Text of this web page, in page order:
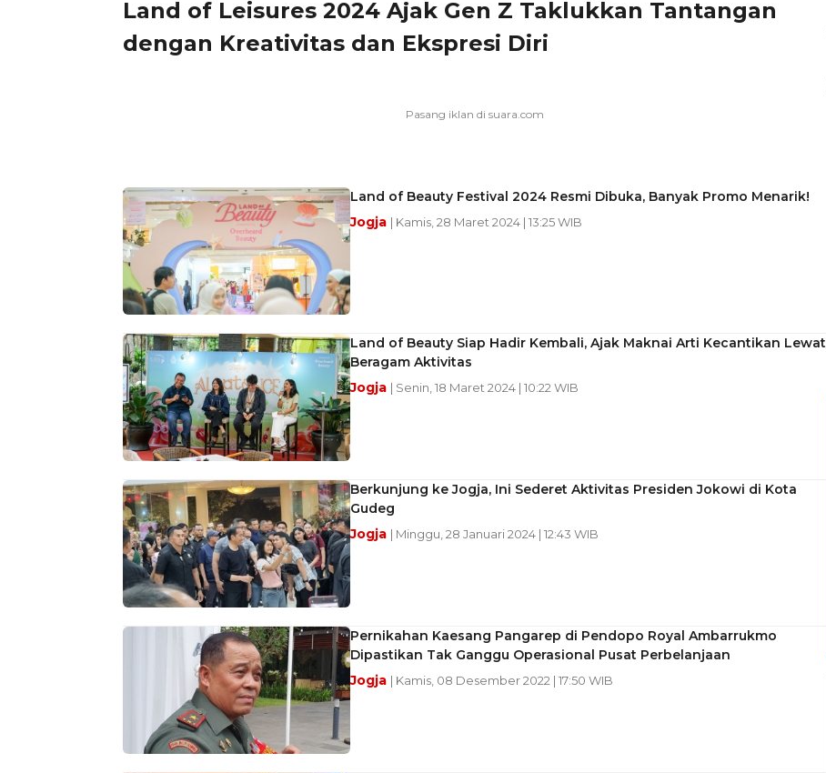
Land of Leisures 2024 Ajak Gen Z Taklukkan Tantangan
dengan Kreativitas dan Ekspresi Diri
Land of Beauty Festival 2024 Resmi Dibuka, Banyak Promo Menarik!
Jogja | Kamis, 28 Maret 2024 | 13:25 WIB
Land of Beauty Siap Hadir Kembali, Ajak Maknai Arti Kecantikan Lewat
Beragam Aktivitas
Jogja | Senin, 18 Maret 2024 | 10:22 WIB
Berkunjung ke Jogja, Ini Sederet Aktivitas Presiden Jokowi di Kota
Gudeg
Jogja | Minggu, 28 Januari 2024 | 12:43 WIB
Pernikahan Kaesang Pangarep di Pendopo Royal Ambarrukmo
Dipastikan Tak Ganggu Operasional Pusat Perbelanjaan
Jogja | Kamis, 08 Desember 2022 | 17:50 WIB